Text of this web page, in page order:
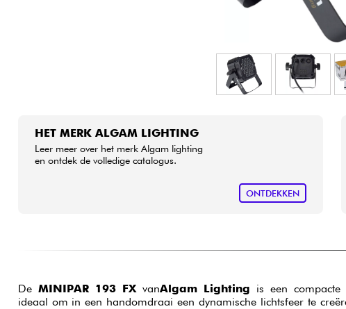
HET MERK ALGAM LIGHTING
Leer meer over het merk Algam lighting
en ontdek de volledige catalogus.
ONTDEKKEN
De MINIPAR 193 FXvanAlgam Lighting is een compacte
ideaal om in een handomdraai een dynamische lichtsfeer te